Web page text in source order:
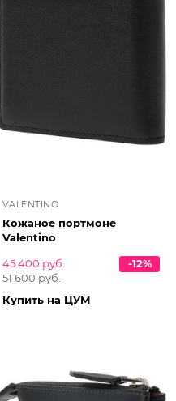
VALENTINO
Кожаное портмоне
Valentino
45 400 руб.
51 600 руб.
-12%
Купить на ЦУМ